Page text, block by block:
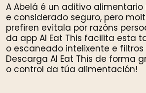
A Abelá é un aditivo
e considerado seguro, pero
prefiren evitala por razóns
da app AI Eat This facilita esta
o escaneado intelixente e filtros
Descarga AI Eat This de forma
o control da túa alimentación!